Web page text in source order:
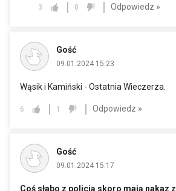
3 0 Odpowiedz »
Gość
09.01.2024 15:23
Wąsik i Kamiński - Ostatnia Wieczerza.
6 1 Odpowiedz »
Gość
09.01.2024 15:17
Coś słabo z policją skoro mają nakaz